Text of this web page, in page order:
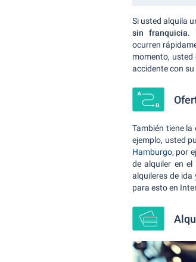
Si usted alquila
sin franquicia.
ocurren
momento, usted
accidente con
También tiene
ejemplo, usted
Hamburgo, por
de alquiler en el
alquileres de
para esto en